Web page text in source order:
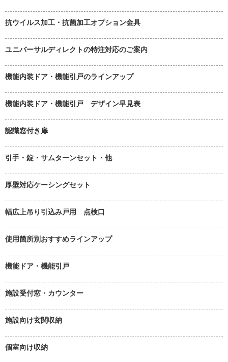
抗ウイルス加工・抗菌加工オプション金具
ユニバーサルディレクトの特注対応のご案内
機能内装ドア・機能引戸のラインアップ
機能内装ドア・機能引戸 デザイン早見表
認識窓付き扉
引手・錠・サムターンセット・他
厚壁対応ケーシングセット
幅広上吊り引込み戸用 点検口
使用箇所別おすすめラインアップ
機能ドア・機能引戸
施設受付窓・カウンター
施設向け玄関収納
個室向け収納